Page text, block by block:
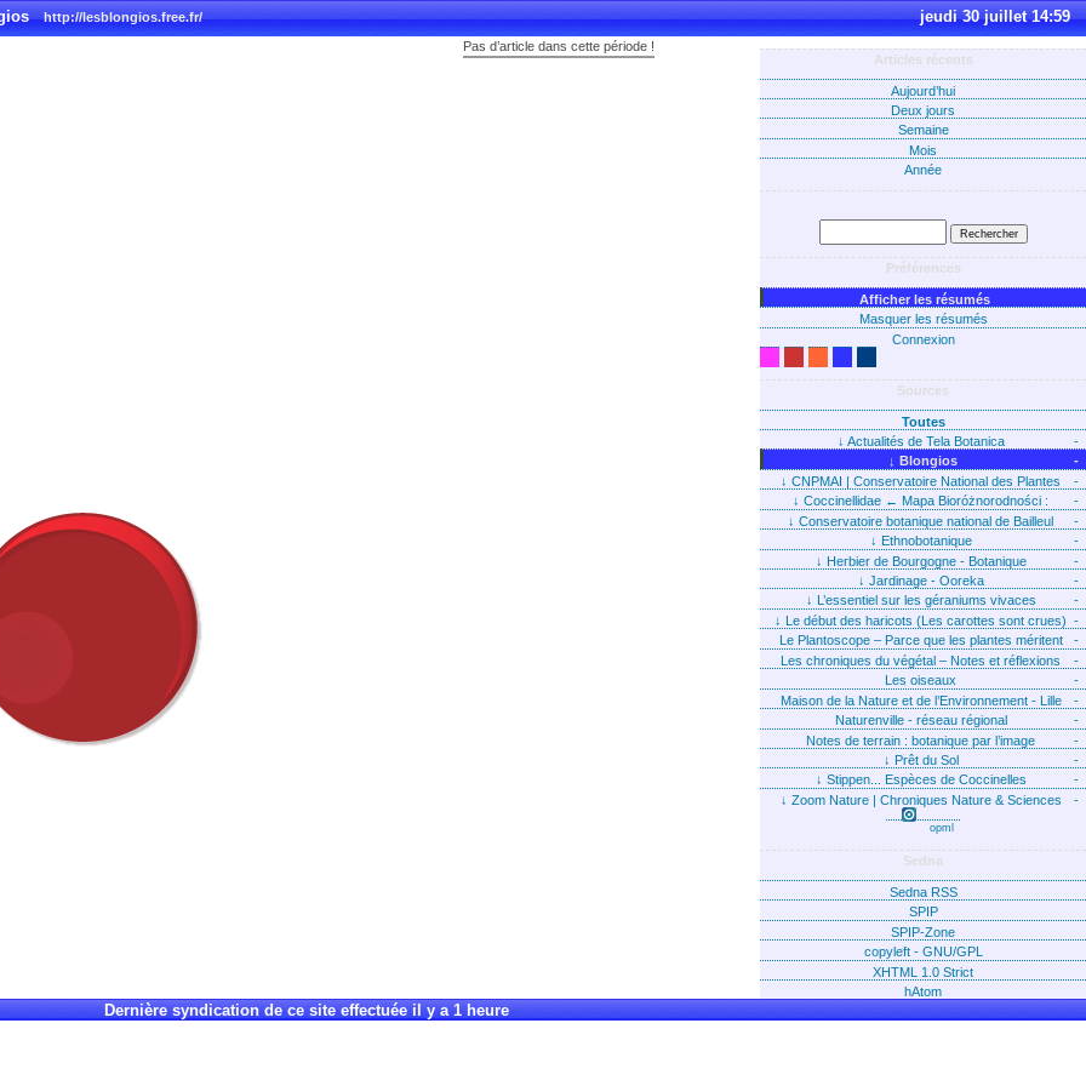
http://lesblongios.free.fr/ jeudi 30 juillet 14:59
Articles récents
Aujourd’hui
Deux jours
Semaine
Mois
Année
Préférences
Afficher les résumés
Masquer les résumés
Connexion
Sources
Toutes
-
↓ Actualités de Tela Botanica
-
↓
Blongios
-
↓ CNPMAI | Conservatoire National des Plantes
Médicinales Aromatiques et Industrielles
-
↓ Coccinellidae ← Mapa Bioróżnorodności :
Taksony : Ogólnie
-
↓ Conservatoire botanique national de Bailleul
-
↓ Ethnobotanique
-
↓ Herbier de Bourgogne - Botanique
-
↓ Jardinage - Ooreka
-
↓ L’essentiel sur les géraniums vivaces
-
↓ Le début des haricots (Les carottes sont crues)
-
Le Plantoscope – Parce que les plantes méritent
que l’on parle d’elles !
-
Les chroniques du végétal – Notes et réflexions
d’Alain Bonjean
-
Les oiseaux
-
Maison de la Nature et de l’Environnement - Lille
-
Naturenville - réseau régional
-
Notes de terrain : botanique par l’image
-
↓ Prêt du Sol
-
↓ Stippen... Espèces de Coccinelles
-
↓ Zoom Nature | Chroniques Nature & Sciences
opml
Sedna
Sedna RSS
SPIP
SPIP-Zone
copyleft - GNU/GPL
XHTML 1.0 Strict
hAtom
Pas d’article dans cette période !
Dernière syndication de ce site effectuée il y a 1 heure